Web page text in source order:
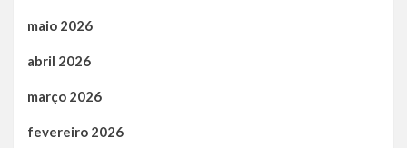
maio 2026
abril 2026
março 2026
fevereiro 2026